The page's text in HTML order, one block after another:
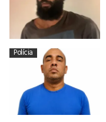
Polícia